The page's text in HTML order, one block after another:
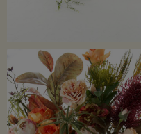
当店オリジナルの商品です。
パワーやエナジーが溢れるプレミ
本数・種類・大きさ、全てが圧巻
インテリアフラワーとしてお部屋に
ょう。
高級感あふれる立派なアートフラワ
ご自宅用はもちろん、店舗ディスプ
様々な贈り物にご使用いただけます